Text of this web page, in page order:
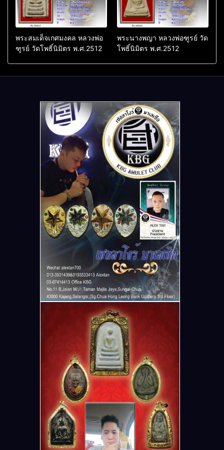
พระสมเด็จเกศมงคล หลวงพ่อ
ฑูรย์ วัดโพธิ์นิมิตร พ.ศ.2512
พระนางพญา หลวงพ่อฑูรย์ วัด
โพธิ์นิมิตร พ.ศ.2512